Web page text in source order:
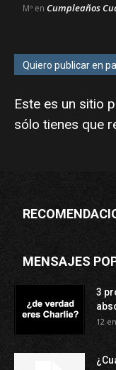
Mª en Cumpleaños
Quiero publicar en
Este es un sitio
sólo tienes que
MENSAJES
3
12